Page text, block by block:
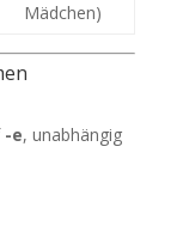
Mädchen)
-e, unabhängig